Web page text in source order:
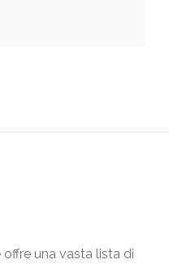
una vasta lista di